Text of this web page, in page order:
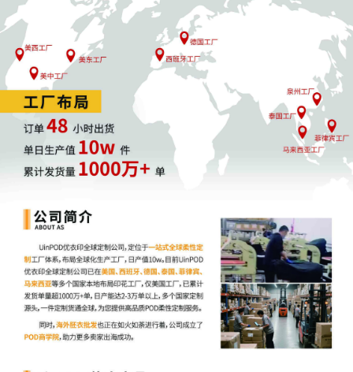
涉及商标非常多，文章篇幅原因无法一一展示，建议
大家抓紧排查，若是担心自查不准，可以留言~
②500 Level
潮流品牌500 Level产品线包括潮流服饰、创意帽款
及特色礼品卡等，品牌主打体育明星联名款和美式文
化元素设计，通过精准的IP联名策略、社交媒体传播
及市场定位，成功塑造了深受Z世代喜爱的潮流文化
标识。